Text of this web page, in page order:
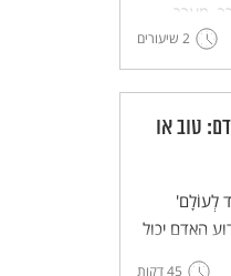
מערך
2 שיעורים
טוב או
לְעוֹלָם'
האדם יכול
45 דקות